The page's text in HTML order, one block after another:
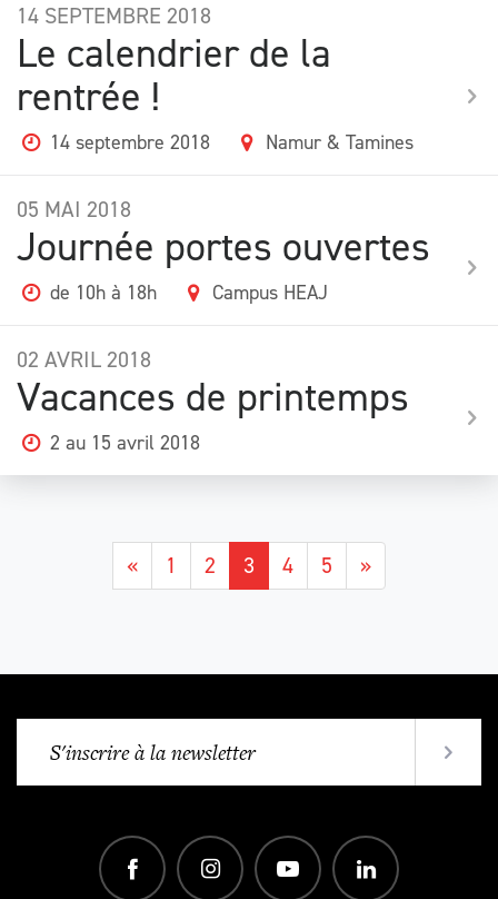
14 SEPTEMBRE 2018
Le calendrier de la
rentrée !
14 septembre 2018 Namur & Tamines
05 MAI 2018
Journée portes ouvertes
de 10h à 18h Campus HEAJ
02 AVRIL2018
Vacances de printemps
2 au 15 avril 2018
« 1 2 3 4 5 »